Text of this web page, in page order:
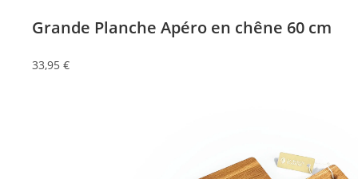
Grande Planche Apéro en chêne 60 cm
33,95 €